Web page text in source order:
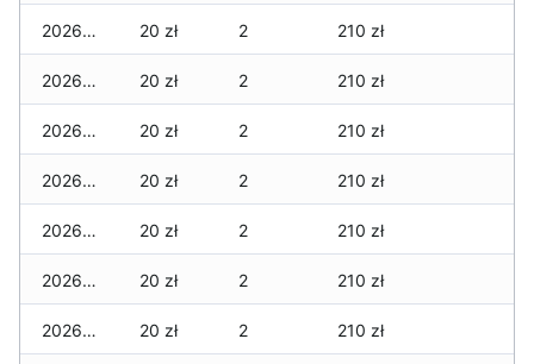
2026-03-16 20 zł 2 210 zł
2026-03-15 20 zł 2 210 zł
2026-03-14 20 zł 2 210 zł
2026-03-13 20 zł 2 210 zł
2026-03-12 20 zł 2 210 zł
2026-03-11 20 zł 2 210 zł
2026-03-10 20 zł 2 210 zł